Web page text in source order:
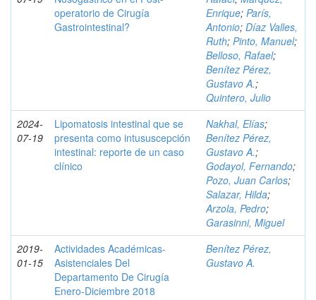
operatorio de Cirugía
Gastrointestinal?
Enrique; París,
Antonio; Díaz Valles,
Ruth; Pinto, Manuel;
Belloso, Rafael;
Benítez Pérez,
Gustavo A.;
Quintero, Julio
2024-
07-19
Lipomatosis intestinal que se
presenta como intususcepción
intestinal: reporte de un caso
clínico
Nakhal, Elías;
Benítez Pérez,
Gustavo A.;
Godayol, Fernando;
Pozo, Juan Carlos;
Salazar, Hilda;
Arzola, Pedro;
Garasinni, Miguel
2019-
01-15
Actividades Académicas-
Asistenciales Del
Departamento De Cirugía
Enero-Diciembre 2018
Benítez Pérez,
Gustavo A.